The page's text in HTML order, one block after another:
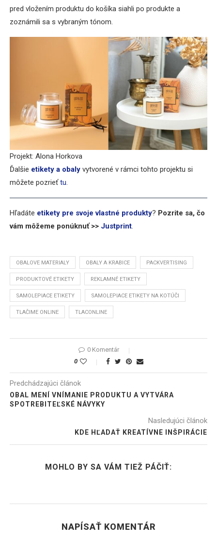
pred vložením produktu do košíka siahli po produkte a
zoznámili sa s vybraným tónom.
Projekt: Alona Horkova
Ďalšie etikety a obaly vytvorené v rámci tohto projektu si
môžete pozrieťtu.
Hľadáte etikety pre svoje vlastné produkty? Pozrite sa, čo
vám môžeme ponúknuť >> Justprint.
OBALOVE MATERIALY OBALY A KRABICE PACKVERTISING
PRODUKTOVÉ ETIKETY REKLAMNÉ ETIKETY
SAMOLEPIACE ETIKETY SAMOLEPIACE ETIKETY NA KOTÚČI
TLAČIME ONLINE TLACONLINE
0 Komentár
0
Predchádzajúci článok
OBAL MENÍ VNÍMANIE PRODUKTU A VYTVÁRA
SPOTREBITEĽSKÉ NÁVYKY
Nasledujúci článok
KDE HĽADAŤ KREATÍVNE INŠPIRÁCIE
MOHLO BY SA VÁM TIEŽ PÁČIŤ:
NAPÍSAŤ KOMENTÁR